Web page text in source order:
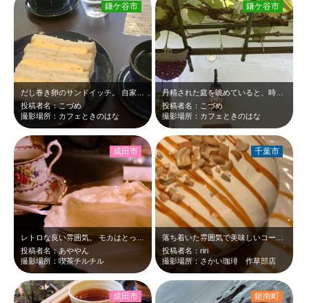
投稿者名：こづめ
撮影場所：カフェときのはな
鎌ケ谷市
丹精された庭を眺めていると、時を忘れて憩えます。 自家製パンのサンドイッチが…
投稿者名：こづめ
撮影場所：カフェときのはな
鎌ケ谷市
投稿者名：あややん
撮影場所：喫茶チルチル
成田市
投稿者名：riri
撮影場所：さかい珈琲 作草部店
千葉市
成田市 鋸南町